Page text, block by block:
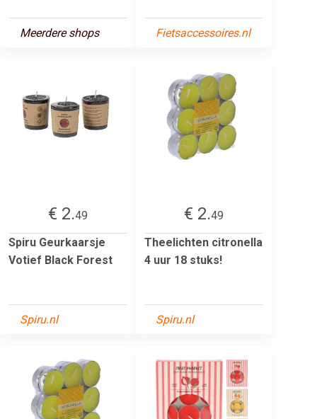
Meerdere shops Fietsaccessoires.nl
€ 2.49
Spiru Geurkaarsje
Votief Black Forest
Spiru.nl
€ 2.49
Theelichten citronella
4 uur 18 stuks!
Spiru.nl